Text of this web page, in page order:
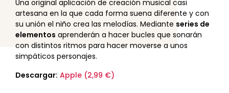
Una original aplicación de creación musical casi
artesana en la que cada forma suena diferente y con
su unión el niño crea las melodías. Mediante series de
elementos aprenderán a hacer bucles que sonarán
con distintos ritmos para hacer moverse a unos
simpáticos personajes.
Descargar: Apple (2,99 €)